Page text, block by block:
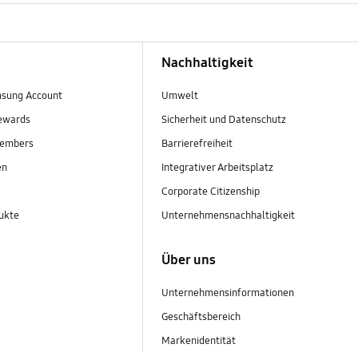
Account
Nachhaltigkeit
Umwelt
Sicherheit und Datenschutz
Barrierefreiheit
Integrativer Arbeitsplatz
Corporate Citizenship
Unternehmensnachhaltigkeit
Über uns
Unternehmensinformationen
Geschäftsbereich
Markenidentität